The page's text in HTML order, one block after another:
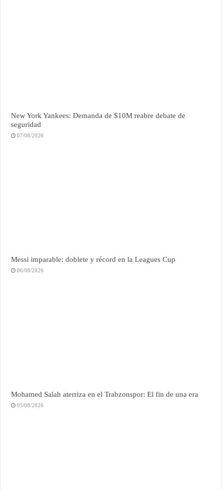
New York Yankees: Demanda de $10M reabre debate de
seguridad
07/08/2026
Messi imparable: doblete y récord en la Leagues Cup
06/08/2026
Mohamed Salah aterriza en el Trabzonspor: El fin de una era
05/08/2026